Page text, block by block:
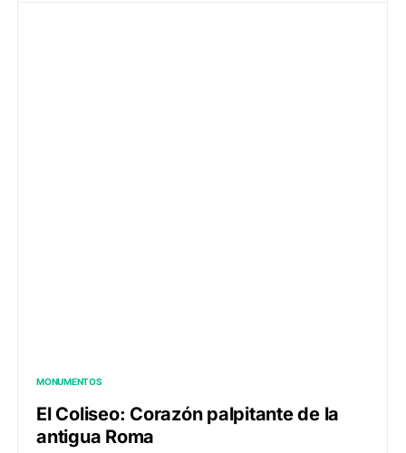
MONUMENTOS
El Coliseo: Corazón palpitante de la
antigua Roma